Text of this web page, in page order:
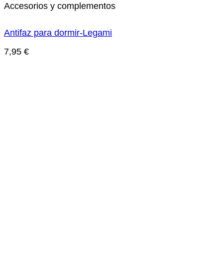
Accesorios y complementos
Antifaz para dormir-Legami
7,95 €